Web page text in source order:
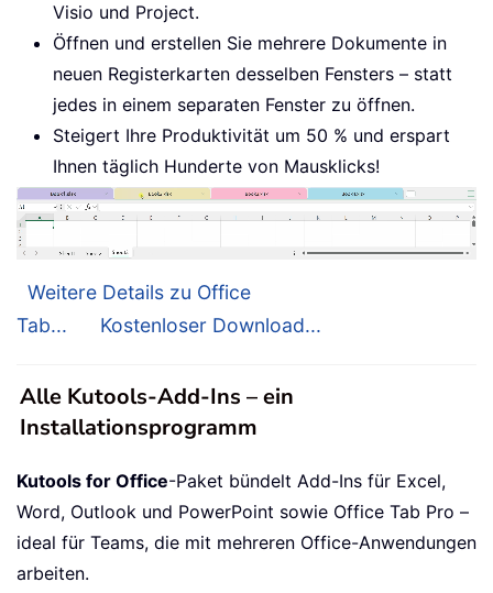
Visio und Project.
Öffnen und erstellen Sie mehrere Dokumente in
neuen Registerkarten desselben Fensters – statt
jedes in einem separaten Fenster zu öffnen.
Steigert Ihre Produktivität um 50 % und erspart
Ihnen täglich Hunderte von Mausklicks!
Weitere Details zu Office
Tab...
Kostenloser Download...
Alle Kutools-Add-Ins – ein
Installationsprogramm
Kutools for Office-Paket bündelt Add-Ins für Excel,
Word, Outlook und PowerPoint sowie Office Tab Pro –
ideal für Teams, die mit mehreren Office-Anwendungen
arbeiten.